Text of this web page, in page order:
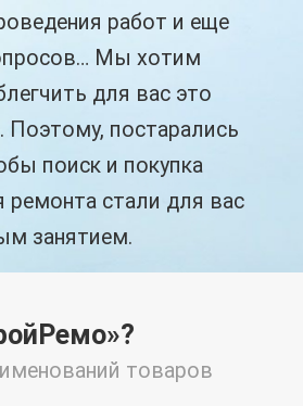
работ и еще
Мы хотим
для вас это
Поэтому, постарались
поиск и покупка
ремонта стали для вас
занятием.
товаров